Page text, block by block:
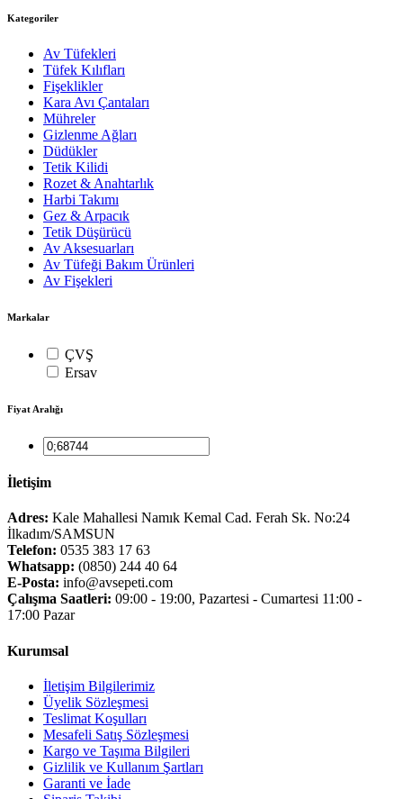
Kategoriler
Av Tüfekleri
Tüfek Kılıfları
Fişeklikler
Kara Avı Çantaları
Mühreler
Gizlenme Ağları
Düdükler
Tetik Kilidi
Rozet & Anahtarlık
Harbi Takımı
Gez & Arpacık
Tetik Düşürücü
Av Aksesuarları
Av Tüfeği Bakım Ürünleri
Av Fişekleri
Markalar
ÇVŞ
Ersav
Fiyat Aralığı
İletişim
Adres: Kale Mahallesi Namık Kemal Cad. Ferah Sk. No:24
İlkadım/SAMSUN
Telefon: 0535 383 17 63
Whatsapp: (0850) 244 40 64
E-Posta: info@avsepeti.com
Çalışma Saatleri: 09:00 - 19:00, Pazartesi - Cumartesi 11:00 -
17:00 Pazar
Kurumsal
İletişim Bilgilerimiz
Üyelik Sözleşmesi
Teslimat Koşulları
Mesafeli Satış Sözleşmesi
Kargo ve Taşıma Bilgileri
Gizlilik ve Kullanım Şartları
Garanti ve İade